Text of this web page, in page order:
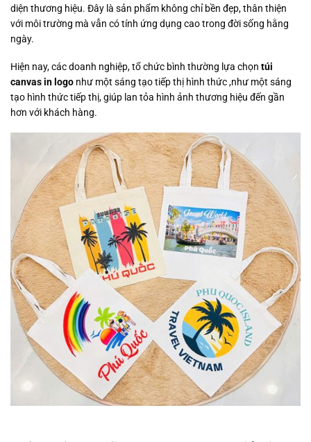
diện thương hiệu. Đây là sản phẩm không chỉ bền đẹp, thân thiện
với môi trường mà vẫn có tính ứng dụng cao trong đời sống hằng
ngày.
Hiện nay, các doanh nghiệp, tổ chức bình thường lựa chọn túi
canvas in logo như một sáng tạotiếp thị hình thức,như một sáng
tạo hình thức tiếp thị, giúp lan tỏa hình ảnh thương hiệu đến gần
hơn với khách hàng.